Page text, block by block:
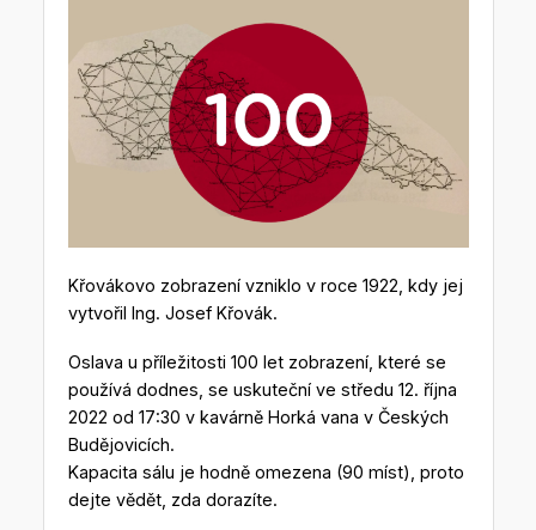
Křovákovo zobrazení vzniklo v roce 1922, kdy jej
vytvořil Ing. Josef Křovák.
Oslava u příležitosti 100 let zobrazení, které se
používá dodnes, se uskuteční ve středu 12. října
2022 od 17:30 v kavárně Horká vana v Českých
Budějovicích.
Kapacita sálu je hodně omezena (90 míst), proto
dejte vědět, zda dorazíte.